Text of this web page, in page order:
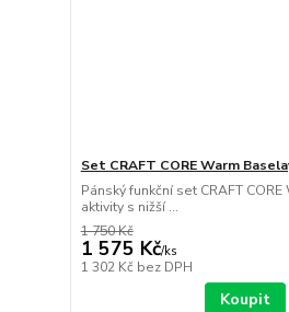
Set CRAFT CORE Warm
Pánský funkční set CRAFT
aktivity s nižší ...
1 750 Kč
1 575 Kč/ks
1 302 Kč bez DPH
Koupit